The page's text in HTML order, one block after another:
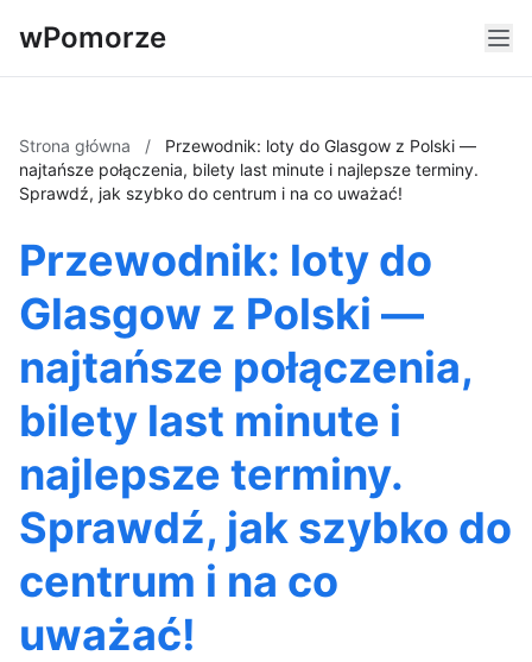
wPomorze
Strona główna /
Przewodnik: loty do Glasgow z Polski —
najtańsze połączenia, bilety last minute i najlepsze terminy.
Sprawdź, jak szybko do centrum i na co uważać!
Przewodnik: loty do
Glasgow z Polski —
najtańsze połączenia,
bilety last minute i
najlepsze terminy.
Sprawdź, jak szybko do
centrum i na co
uważać!